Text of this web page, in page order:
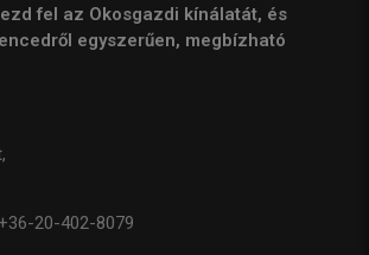
fel az Okosgazdi kínálatát, és
egyszerűen, megbízható
+36-20-402-8079